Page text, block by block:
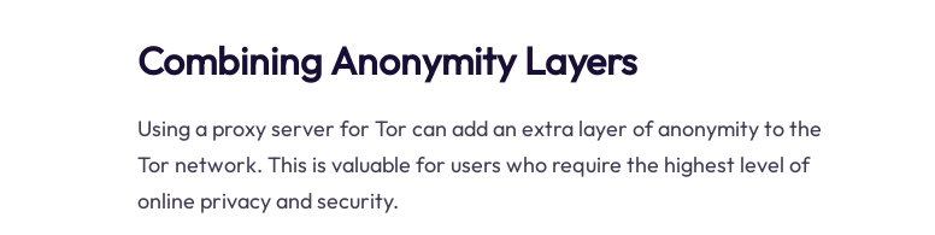
Combining Anonymity Layers
Using a proxy server for Tor can add an extra layer of anonymity to the
Tor network. This is valuable for users who require the highest level of
online privacy and security.